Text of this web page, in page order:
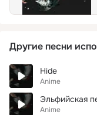
Другие песни
Hide
Anime
Эльфийская
Anime